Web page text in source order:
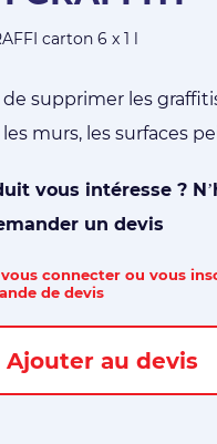
carton 6 x 1 l
supprimer les
les murs, les surfaces
vous intéresse ?
un devis
connecter ou vous
de devis
Ajouter au devis